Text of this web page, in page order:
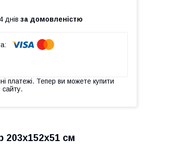
днів за домовленістю
платежі. Тепер ви можете купити
см